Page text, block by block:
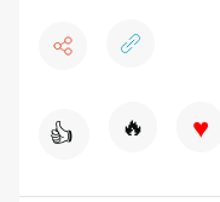
👍 🔥 ♥